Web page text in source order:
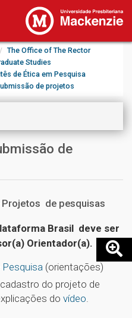
The Office of The Rector
Studies
de Ética em Pesquisa
de projetos
de
de pesquisas
Brasil deve ser
Orientador(a).
(orientações)
do projeto de
do vídeo.